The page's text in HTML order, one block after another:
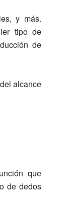
y más.
tipo de
de
alcance
que
de dedos